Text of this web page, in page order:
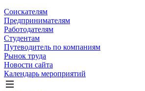
Соискателям
Предпринимателям
Работодателям
Студентам
Путеводитель по компаниям
Рынок труда
Новости сайта
Календарь мероприятий